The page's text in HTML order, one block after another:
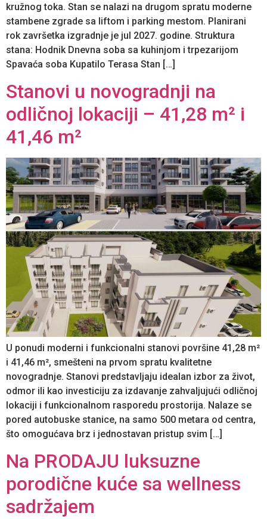
kružnog toka. Stan se nalazi na drugom spratu moderne
stambene zgrade sa liftom i parking mestom. Planirani
rok završetka izgradnje je jul 2027. godine. Struktura
stana: Hodnik Dnevna soba sa kuhinjom i trpezarijom
Spavaća soba Kupatilo Terasa Stan […]
Stanovi u novogradnji na
odličnoj lokaciji – 41,28 m² i
41,46 m²
U ponudi moderni i funkcionalni stanovi površine 41,28 m²
i 41,46 m², smešteni na prvom spratu kvalitetne
novogradnje. Stanovi predstavljaju idealan izbor za život,
odmor ili kao investiciju za izdavanje zahvaljujući odličnoj
lokaciji i funkcionalnom rasporedu prostorija. Nalaze se
pored autobuske stanice, na samo 500 metara od centra,
što omogućava brz i jednostavan pristup svim […]
Na PRODAJU luksuzne
porodične kuće sa wellness
sadržajem